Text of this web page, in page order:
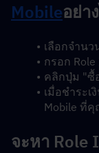
Mobileอย่า
เลือกจำนว
กรอก
คลิกปุ่ม "ซื้
เมื่อชำระเ
Mobile ที่
จะหา Role